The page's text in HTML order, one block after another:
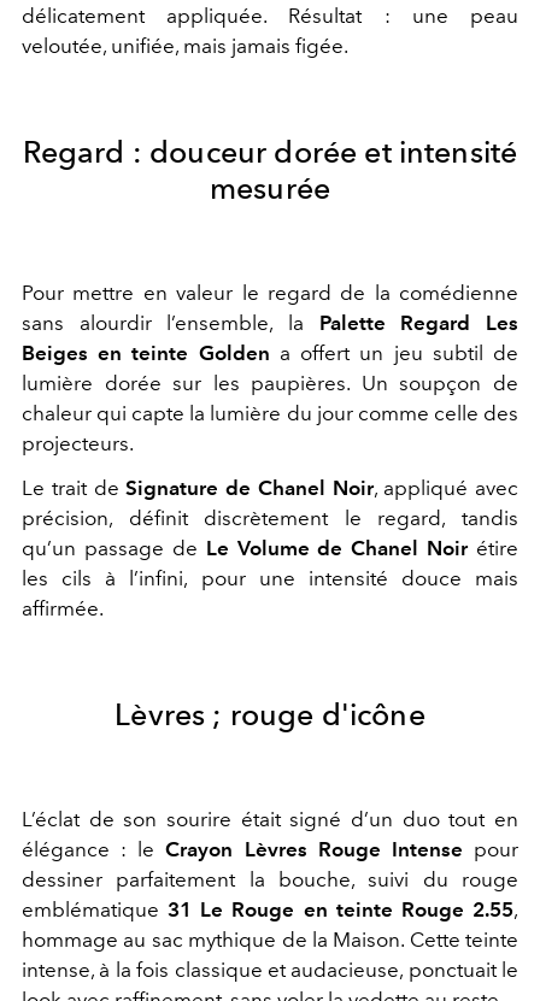
délicatement appliquée. Résultat : une peau
veloutée, unifiée, mais jamais figée.
Regard : douceur dorée et intensité
mesurée
Pour mettre en valeur le regard de la comédienne
sans alourdir l’ensemble, la Palette Regard Les
Beiges en teinte Golden a offert un jeu subtil de
lumière dorée sur les paupières. Un soupçon de
chaleur qui capte la lumière du jour comme celle des
projecteurs.
Le trait deSignature de Chanel Noir, appliqué avec
précision, définit discrètement le regard, tandis
qu’un passage de Le Volume de Chanel Noirétire
les cils à l’infini, pour une intensité douce mais
affirmée.
Lèvres ; rouge d'icône
L’éclat de son sourire était signé d’un duo tout en
élégance : leCrayon Lèvres Rouge Intense pour
dessiner parfaitement la bouche, suivi du rouge
emblématique31 Le Rouge en teinte Rouge 2.55,
hommage au sac mythique de la Maison. Cette teinte
intense, à la fois classique et audacieuse, ponctuait le